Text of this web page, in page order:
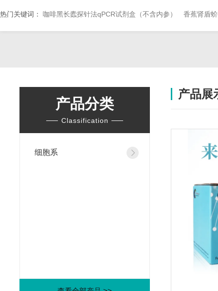
热门关键词： 咖啡黑长蠹探针法qPCR试剂盒（不含内参） 香蕉肾盾
产品分类
Classification
细胞系
产品展